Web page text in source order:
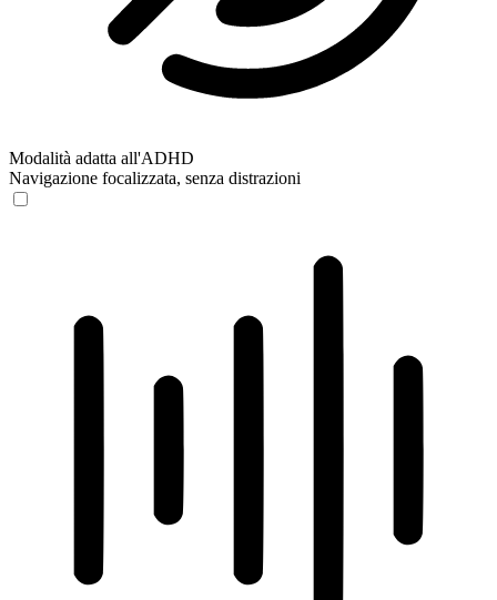
Modalità adatta all'ADHD
Navigazione focalizzata, senza distrazioni